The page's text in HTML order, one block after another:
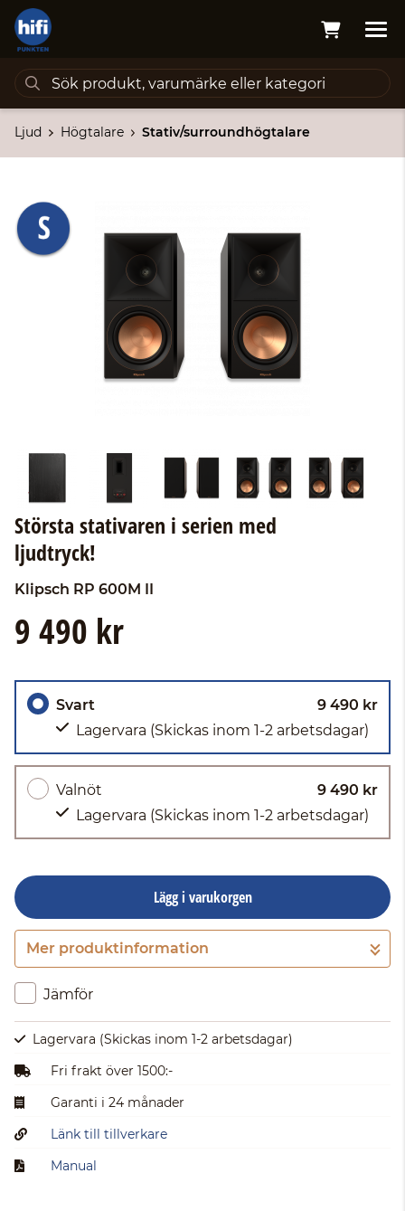
Ljud Högtalare Stativ/surroundhögtalare
Största stativaren i serien med
ljudtryck!
Klipsch RP 600M II
9 490 kr
Svart
9 490 kr
Lagervara (Skickas inom 1-2 arbetsdagar)
Valnöt
9 490 kr
Lagervara (Skickas inom 1-2 arbetsdagar)
Lägg i varukorgen
Gå till kassan
Mer produktinformation
Jämför
Lagervara (Skickas inom 1-2 arbetsdagar)
Fri frakt över 1500:-
Garanti i 24 månader
Länk till tillverkare
Manual